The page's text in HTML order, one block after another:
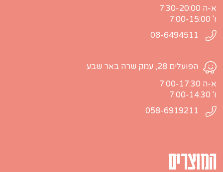
א-ה 7:30-20:00
ו' 7:00-15:00
הפועלים 28, עמק שרה באר שבע
א-ה 7:00-17:30
ו' 7:00-14:30
המוצרים